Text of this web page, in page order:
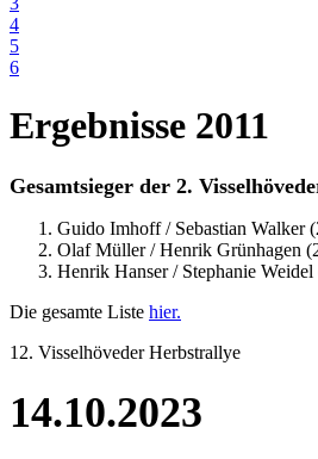
4
5
6
Ergebnisse 2011
Gesamtsieger der 2.
Guido Imhoff / Sebastian Walker
Olaf Müller / Henrik Grünhagen
Henrik Hanser / Stephanie
Die gesamte Liste hier.
12. Visselhöveder Herbstrallye
14.10.2023